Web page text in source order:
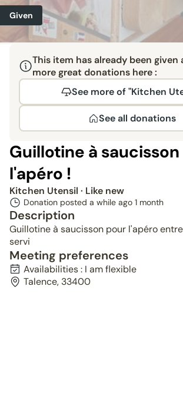
Given
This item has already been given
more great donations here :
See more of "Kitchen
See all donations
Guillotine à
l'apéro !
Kitchen Utensil · Like new
Donation posted a while ago 1 month
Description
Guillotine à saucisson pour l'apéro
servi
Meeting preferences
Availabilities : I am flexible
Talence, 33400